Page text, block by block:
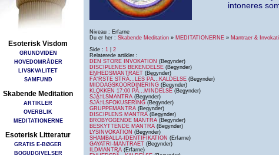
Esoterisk Visdom
GRUNDVIDEN
HOVEDOMRÅDER
LIVSKVALITET
SAMFUND
Skabende Meditation
ARTIKLER
OVERBLIK
MEDITATIONERNE
Esoterisk Litteratur
GRATIS E-BØGER
BOGUDGIVELSER
intoneres
Niveau : Erfarne
Du er her : Skabende Meditation » MEDITATIONERNE » Mantraer &
Side : 1
2
Relaterede artikler :
DEN STORE INVOKATION (Begynder)
DISCIPLENES BEKENDELSE (Begynder)
ENHEDSMANTRAET (Begynder)
FÃ˜RSTE STRÃ…LES PÃ…KALDELSE (Begynder)
MIDDAGSKOORDINERING (Begynder)
KLOKKEN 17:00 PÃ…MINDELSE (Begynder)
SJÃ†LSMANTRA (Begynder)
SJÃ†LSFOKUSERING (Begynder)
GRUPPEMANTRA (Begynder)
DISCIPLENS MANTRA (Begynder)
BROBYGGENDE MANTRA (Begynder)
BESKYTTENDE MANTRA (Begynder)
LYSINVOKATION (Begynder)
SHAMBALLA-IDENTIFIKATION (Erfarne)
GAYATRI-MANTRAET (Begynder)
ILDMANTRA (Erfarne)